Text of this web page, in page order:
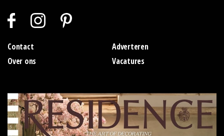
Contact
Adverteren
Over ons
Vacatures